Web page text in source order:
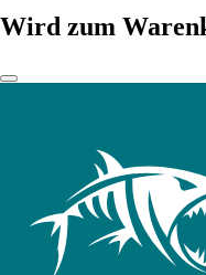
Wird zum